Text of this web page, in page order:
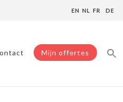
EN NL FR DE
Mijn offertes